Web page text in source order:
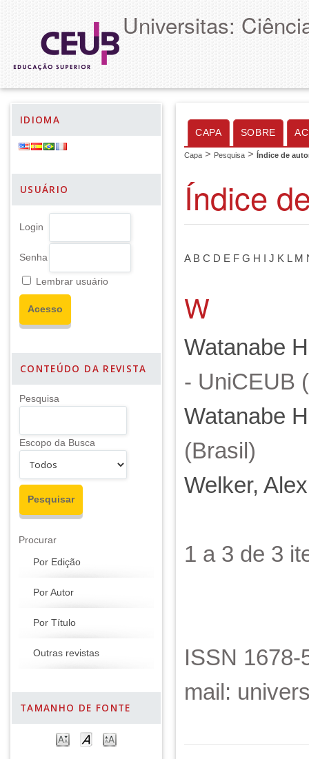
Universitas:
IDIOMA
USUÁRIO
Login
Senha
Lembrar usuário
CONTEÚDO DA REVISTA
Pesquisa
Escopo da Busca
Procurar
Por Edição
Por Autor
Por Título
Outras revistas
TAMANHO DE FONTE
CAPA SOBRE
Capa > Pesquisa > Índice de
Índice
A B C D E F G H J K L M
W
Watanabe
- UniCEUB
Watanabe
(Brasil)
Welker,
1 a 3 de 3
ISSN
mail: